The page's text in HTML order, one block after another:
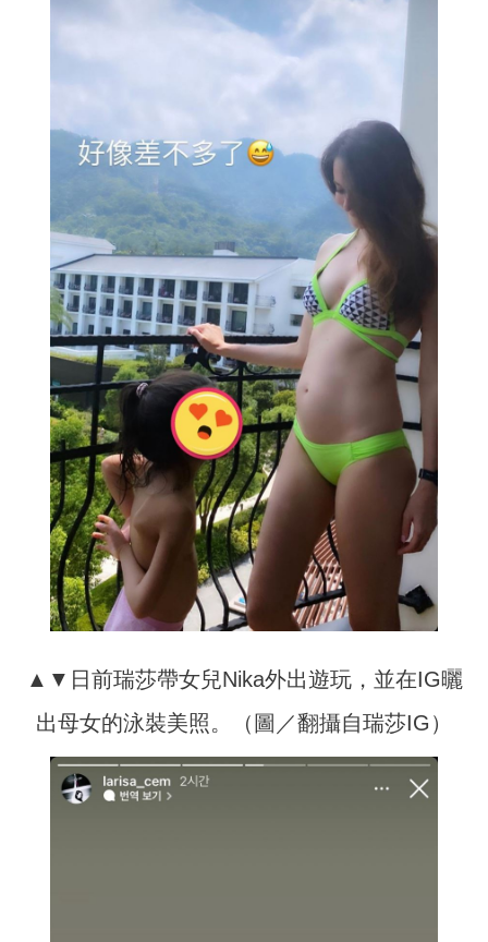
▲▼日前瑞莎帶女兒Nika外出遊玩，並在IG曬
出母女的泳裝美照。（圖／翻攝自瑞莎IG）